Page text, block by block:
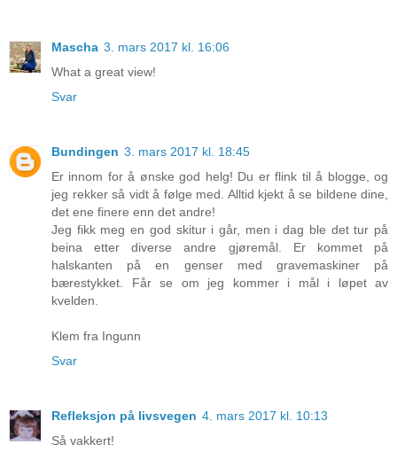
Mascha 3. mars 2017 kl. 16:06
What a great view!
Svar
Bundingen 3. mars 2017 kl. 18:45
Er innom for å ønske god helg! Du er flink til å blogge, og
jeg rekker så vidt å følge med. Alltid kjekt å se bildene dine,
det ene finere enn det andre!
Jeg fikk meg en god skitur i går, men i dag ble det tur på
beina etter diverse andre gjøremål. Er kommet på
halskanten på en genser med gravemaskiner på
bærestykket. Får se om jeg kommer i mål i løpet av
kvelden.
Klem fra Ingunn
Svar
Refleksjon på livsvegen 4. mars 2017 kl. 10:13
Så vakkert!